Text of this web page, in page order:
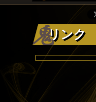
リンク